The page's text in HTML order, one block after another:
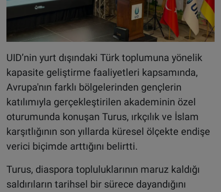
UID’nin yurt dışındaki Türk toplumuna yönelik
kapasite geliştirme faaliyetleri kapsamında,
Avrupa'nın farklı bölgelerinden gençlerin
katılımıyla gerçekleştirilen akademinin özel
oturumunda konuşan Turus, ırkçılık ve İslam
karşıtlığının son yıllarda küresel ölçekte endişe
verici biçimde arttığını belirtti.
Turus, diaspora topluluklarının maruz kaldığı
saldırıların tarihsel bir sürece dayandığını